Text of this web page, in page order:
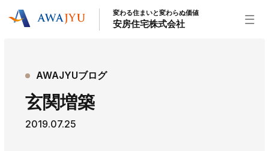
リフォーム事業
不動産事業
変わる住まいと変わらぬ価値
安房住宅株式会社
AWAJYUブログ
玄関増築
2019.07.25